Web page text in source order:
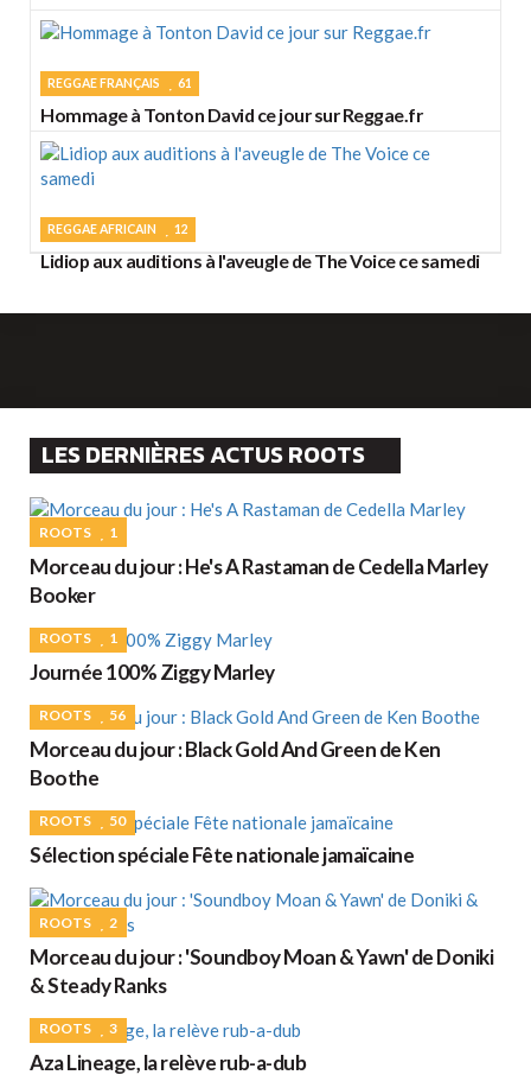
REGGAE FRANÇAIS 61
Hommage à Tonton David ce jour sur Reggae.fr
REGGAE AFRICAIN 12
Lidiop aux auditions à l'aveugle de The Voice ce samedi
LES DERNIÈRES ACTUS ROOTS
ROOTS 1
Morceau du jour : He's A Rastaman de Cedella Marley
Booker
ROOTS 1
Journée 100% Ziggy Marley
ROOTS 56
Morceau du jour : Black Gold And Green de Ken
Boothe
ROOTS 50
Sélection spéciale Fête nationale jamaïcaine
ROOTS 2
Morceau du jour : 'Soundboy Moan & Yawn' de Doniki
& Steady Ranks
ROOTS 3
Aza Lineage, la relève rub-a-dub